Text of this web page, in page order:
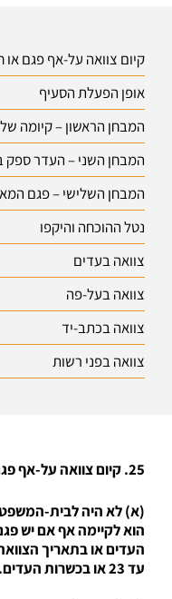
קיום צוואה על-אף פגם
אופן הפעלת הסעיף
המבחן הראשון – קיומה
המבחן השני – העדר ספק
המבחן השלישי – פגם
נטל ההוכחה והיקפו
צוואה בעדים
צוואה בעל-פה
צוואה בכתב-יד
צוואה בפני רשות
25. קיום צוואה על-אף פגם או חסר בצורתה (תיקון התשמ"ה)
(א) לא היה לבית-
הוא לקיימה אף אם יש
עד 23 או בכשרות העדים.